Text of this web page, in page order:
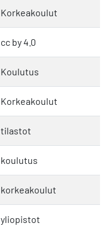
Korkeakoulut
cc by 4.0
Koulutus
Korkeakoulut
tilastot
koulutus
korkeakoulut
yliopistot